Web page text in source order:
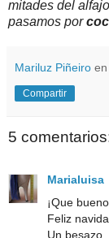
mitades del
pasamos por
Mariluz Piñeiro en
Compartir
5
Marialuisa
¡Que
Feliz
Un besazo